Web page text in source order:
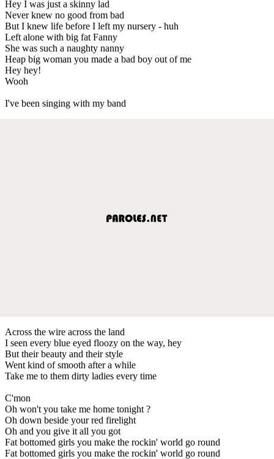
Hey I was just a skinny lad
Never knew no good from bad
But I knew life before I left my nursery - huh
Left alone with big fat Fanny
She was such a naughty nanny
Heap big woman you made a bad boy out of me
Hey hey!
Wooh
I've been singing with my band
Across the wire across the land
I seen every blue eyed floozy on the way, hey
But their beauty and their style
Went kind of smooth after a while
Take me to them dirty ladies every time
C'mon
Oh won't you take me home tonight ?
Oh down beside your red firelight
Oh and you give it all you got
Fat bottomed girls you make the rockin' world go round
Fat bottomed girls you make the rockin' world go round